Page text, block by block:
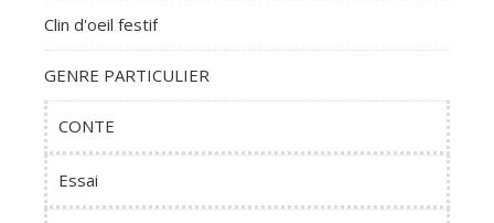
Clin d'oeil festif
GENRE PARTICULIER
CONTE
Essai